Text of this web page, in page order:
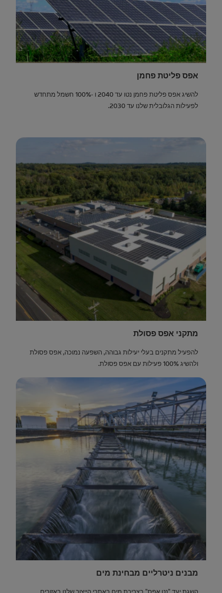
אפס פליטת פחמן
להשיג אפס פליטת פחמן נטו עד 2040 ו -100% חשמל מתחדש
לפעילות הגלובלית שלנו עד 2030.
מתקני אפס פסולת
להפעיל מתקנים בעלי יעילות גבוהה, השפעה נמוכה, אפס פסולת
ולהשיג 100% פעילות עם אפס פסולת.
מבנים ניטרליים מבחינת מים